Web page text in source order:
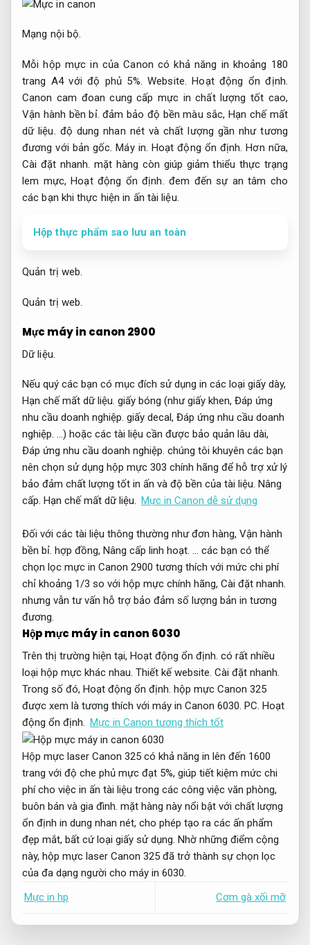
Mạng nội bộ.
Mỗi hộp mực in của Canon có khả năng in khoảng 180
trang A4 với độ phủ 5%.Website. Hoạt động ổn định.
Canon cam đoan cung cấp mực in chất lượng tốt cao,
Vận hành bền bỉ. đảm bảo độ bền màu sắc,Hạn chế mất
dữ liệu. độ dung nhan nét và chất lượng gần như tương
đương với bản gốc.Máy in. Hoạt động ổn định. Hơn nữa,
Cài đặt nhanh. mặt hàng còn giúp giảm thiểu thực trạng
lem mực,Hoạt động ổn định. đem đến sự an tâm cho
các bạn khi thực hiện in ấn tài liệu.
Hộp thực phẩm sao lưu an toàn
Quản trị web.
Quản trị web.
Mực máy in canon 2900
Dữ liệu.
Nếu quý các bạn có mục đích sử dụng in các loại giấy dày,
Hạn chế mất dữ liệu. giấy bóng (như giấy khen, Đáp ứng
nhu cầu doanh nghiệp. giấy decal, Đáp ứng nhu cầu doanh
nghiệp. …) hoặc các tài liệu cần được bảo quản lâu dài,
Đáp ứng nhu cầu doanh nghiệp. chúng tôi khuyên các bạn
nên chọn sử dụng hộp mực 303 chính hãng để hỗ trợ xử lý
bảo đảm chất lượng tốt in ấn và độ bền của tài liệu. Nâng
cấp. Hạn chế mất dữ liệu. Mực in Canon dễ sử dụng
Đối với các tài liệu thông thường như đơn hàng, Vận hành
bền bỉ. hợp đồng, Nâng cấp linh hoạt. … các bạn có thể
chọn lọc mực in Canon 2900 tương thích với mức chi phí
chỉ khoảng 1/3 so với hộp mực chính hãng, Cài đặt nhanh.
nhưng vẫn tư vấn hỗ trợ bảo đảm số lượng bản in tương
đương.
Hộp mực máy in canon 6030
Trên thị trường hiện tại, Hoạt động ổn định. có rất nhiều
loại hộp mực khác nhau. Thiết kế website. Cài đặt nhanh.
Trong số đó, Hoạt động ổn định. hộp mực Canon 325
được xem là tương thích với máy in Canon 6030. PC. Hoạt
động ổn định. Mực in Canon tương thích tốt
Hộp mực laser Canon 325 có khả năng in lên đến 1600
trang với độ che phủ mực đạt 5%, giúp tiết kiệm mức chi
phí cho việc in ấn tài liệu trong các công việc văn phòng,
buôn bán và gia đình. mặt hàng này nổi bật với chất lượng
ổn định in dung nhan nét, cho phép tạo ra các ấn phẩm
đẹp mắt, bất cứ loại giấy sử dụng. Nhờ những điểm cộng
này, hộp mực laser Canon 325 đã trở thành sự chọn lọc
của đa dạng người cho máy in 6030.
Mực in hp
Cơm gà xối mỡ